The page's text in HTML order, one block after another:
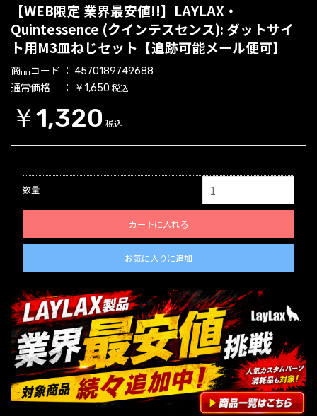
【WEB限定 業界最安値!!】LAYLAX・
Quintessence (クインテスセンス): ダットサイ
ト用M3皿ねじセット【追跡可能メール便可】
商品コード 4570189749688
通常価格 ￥1,650 税込
￥1,320 税込
数量
カートに入れる
お気に入りに追加